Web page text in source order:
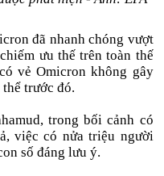
đã nhanh chóng vượt
ưu thế trên toàn thế
vẻ Omicron không gây
trước đó.
trong bối cảnh có
việc có nửa triệu người
số đáng lưu ý.